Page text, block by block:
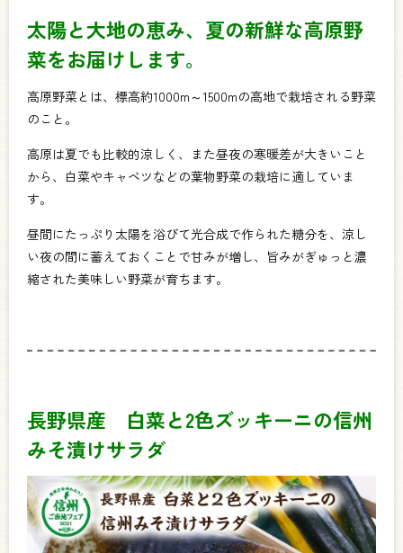
太陽と大地の恵み、夏の新鮮な高原野
菜をお届けします。
高原野菜とは、標高約1000m～1500mの高地で栽培される野菜
のこと。
高原は夏でも比較的涼しく、また昼夜の寒暖差が大きいこと
から、白菜やキャベツなどの葉物野菜の栽培に適していま
す。
昼間にたっぷり太陽を浴びて光合成で作られた糖分を、涼し
い夜の間に蓄えておくことで甘みが増し、旨みがぎゅっと濃
縮された美味しい野菜が育ちます。
長野県産 白菜と2色ズッキーニの信州
みそ漬けサラダ